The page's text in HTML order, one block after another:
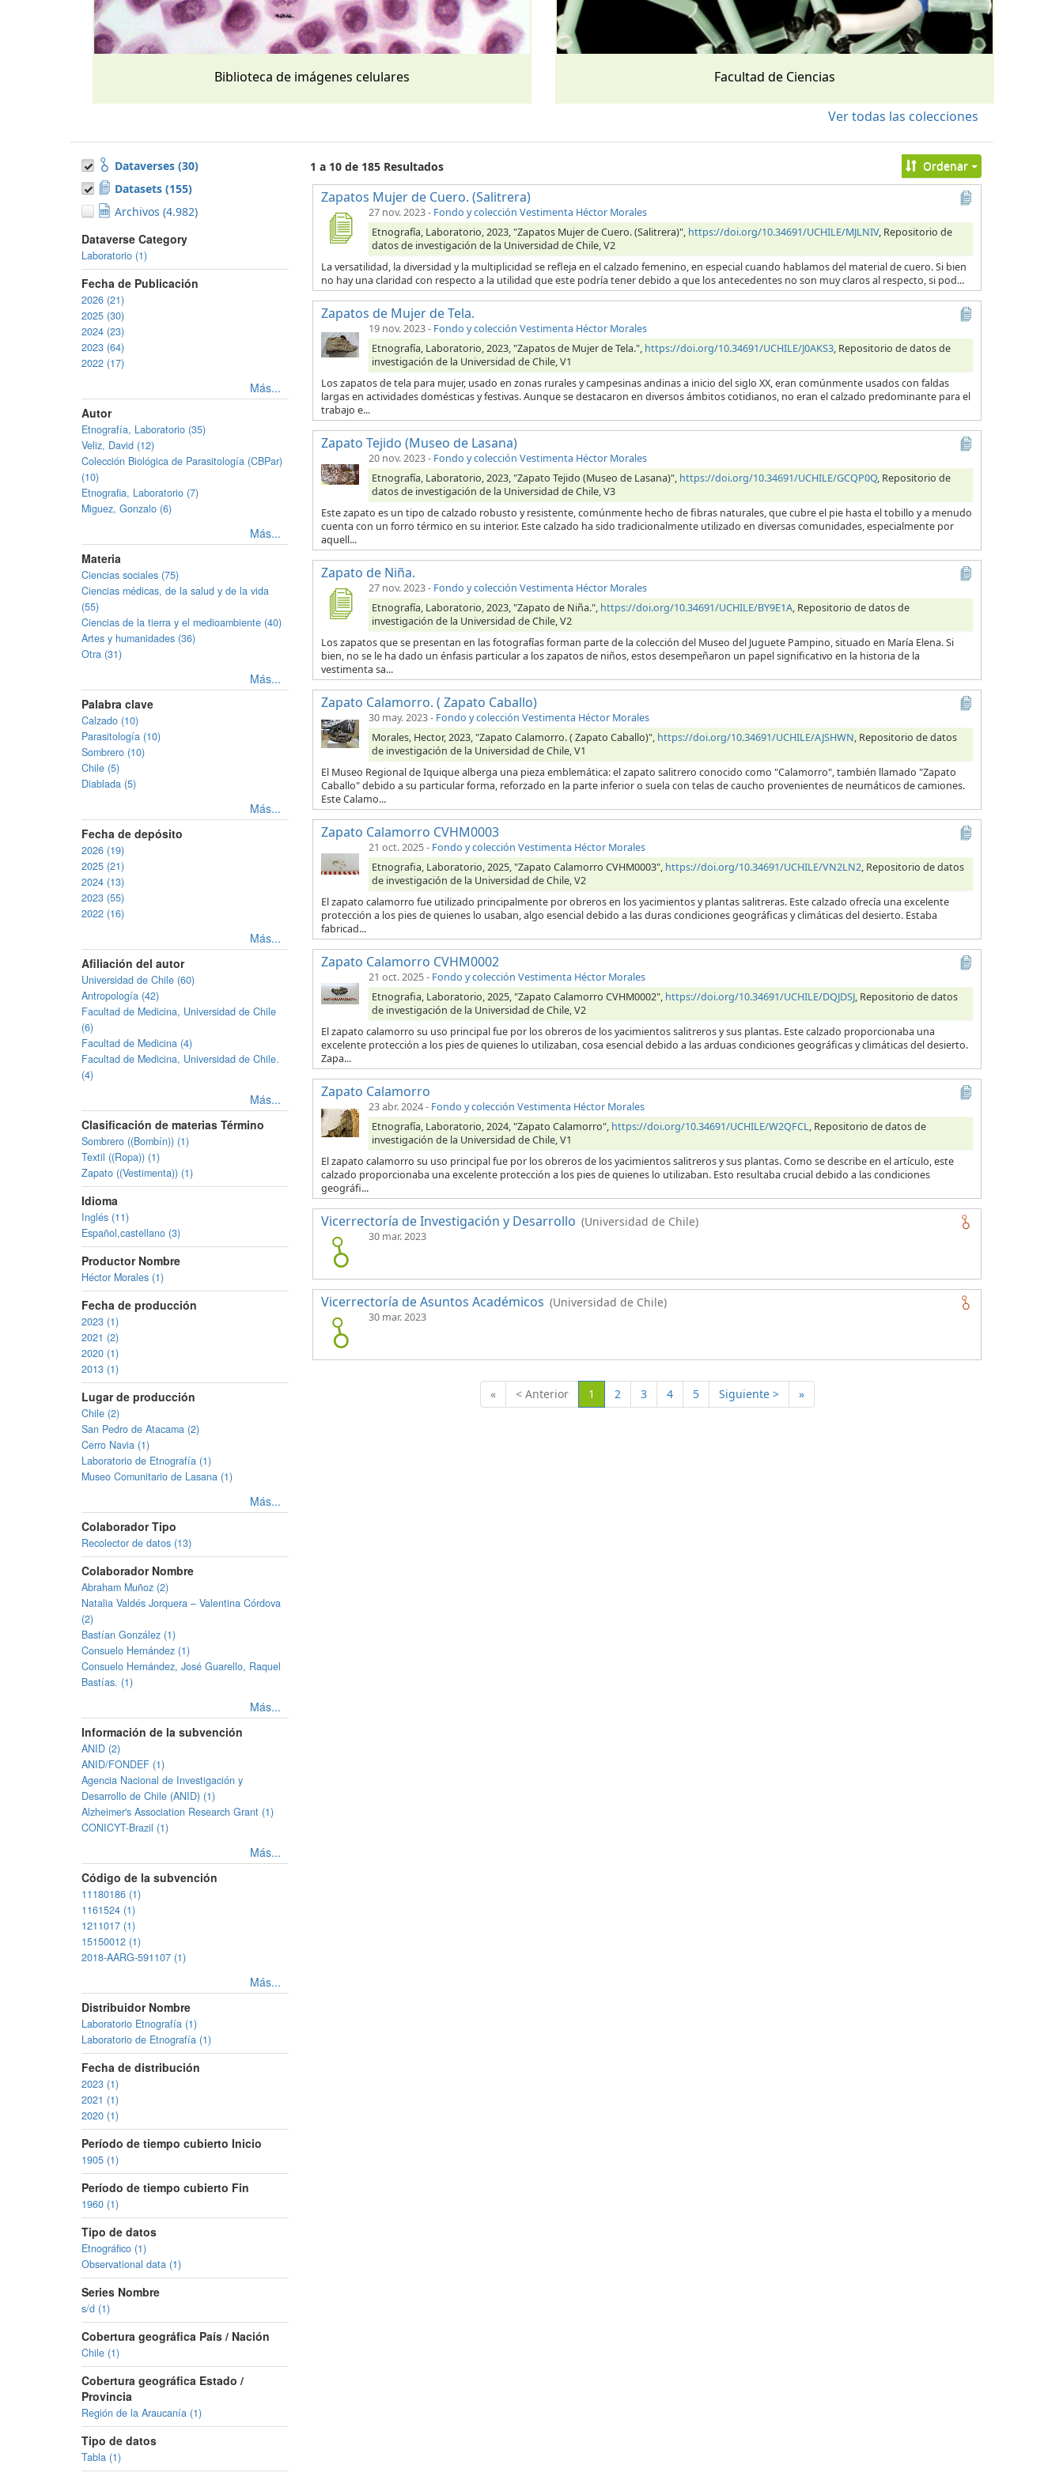
Biblioteca de imágenes celulares Facultad de Ciencias
Ver todas las colecciones
Dataverses (30)
Datasets (155)
Archivos (4.982)
Dataverse Category
Laboratorio (1)
Fecha de Publicación
2026 (21)
2025 (30)
2024 (23)
2023 (64)
2022 (17)
Más...
Autor
Etnografía, Laboratorio (35)
Veliz, David (12)
Colección Biológica de Parasitología (CBPar)
(10)
Etnografia, Laboratorio (7)
Miguez, Gonzalo (6)
Más...
Materia
Ciencias sociales (75)
Ciencias médicas, de la salud y de la vida
(55)
Ciencias de la tierra y el medioambiente (40)
Artes y humanidades (36)
Otra (31)
Más...
Palabra clave
Calzado (10)
Parasitología (10)
Sombrero (10)
Chile (5)
Diablada (5)
Más...
Fecha de depósito
2026 (19)
2025 (21)
2024 (13)
2023 (55)
2022 (16)
Más...
Afiliación del autor
Universidad de Chile (60)
Antropología (42)
Facultad de Medicina, Universidad de Chile
(6)
Facultad de Medicina (4)
Facultad de Medicina, Universidad de Chile.
(4)
Más...
Clasificación de materias Término
Sombrero ((Bombín)) (1)
Textil ((Ropa)) (1)
Zapato ((Vestimenta)) (1)
Idioma
Inglés (11)
Español,castellano (3)
Productor Nombre
Héctor Morales (1)
Fecha de producción
2023 (1)
2021 (2)
2020 (1)
2013 (1)
Lugar de producción
Chile (2)
San Pedro de Atacama (2)
Cerro Navia (1)
Laboratorio de Etnografía (1)
Museo Comunitario de Lasana (1)
Más...
Colaborador Tipo
Recolector de datos (13)
Colaborador Nombre
Abraham Muñoz (2)
Natalia Valdés Jorquera – Valentina Córdova
(2)
Bastían González (1)
Consuelo Hernández (1)
Consuelo Hernández, José Guarello, Raquel
Bastías. (1)
Más...
Información de la subvención
ANID (2)
ANID/FONDEF (1)
Agencia Nacional de Investigación y
Desarrollo de Chile (ANID) (1)
Alzheimer's Association Research Grant (1)
CONICYT-Brazil (1)
Más...
Código de la subvención
11180186 (1)
1161524 (1)
1211017 (1)
15150012 (1)
2018-AARG-591107 (1)
Más...
Distribuidor Nombre
Laboratorio Etnografía (1)
Laboratorio de Etnografía (1)
Fecha de distribución
2023 (1)
2021 (1)
2020 (1)
Período de tiempo cubierto Inicio
1905 (1)
Período de tiempo cubierto Fin
1960 (1)
Tipo de datos
Etnográfico (1)
Observational data (1)
Series Nombre
s/d (1)
Cobertura geográfica País / Nación
Chile (1)
Cobertura geográfica Estado /
Provincia
Región de la Araucanía (1)
Tipo de datos
Tabla (1)
1 a 10 de 185 Resultados Ordenar
Zapatos Mujer de Cuero. (Salitrera)
27 nov. 2023- Fondo y colección Vestimenta Héctor Morales
Etnografía, Laboratorio, 2023, "Zapatos Mujer de Cuero. (Salitrera)", https://doi.org/10.34691/UCHILE/MJLNIV, Repositorio de
datos de investigación de la Universidad de Chile, V2
La versatilidad, la diversidad y la multiplicidad se refleja en el calzado femenino, en especial cuando hablamos del material de cuero. Si bien
no hay una claridad con respecto a la utilidad que este podría tener debido a que los antecedentes no son muy claros al respecto, si pod...
Zapatos de Mujer de Tela.
19 nov. 2023- Fondo y colección Vestimenta Héctor Morales
Etnografía, Laboratorio, 2023, "Zapatos de Mujer de Tela.", https://doi.org/10.34691/UCHILE/J0AKS3, Repositorio de datos de
investigación de la Universidad de Chile, V1
Los zapatos de tela para mujer, usado en zonas rurales y campesinas andinas a inicio del siglo XX, eran comúnmente usados con faldas
largas en actividades domésticas y festivas. Aunque se destacaron en diversos ámbitos cotidianos, no eran el calzado predominante para el
trabajo e...
Zapato Tejido (Museo de Lasana)
20 nov. 2023- Fondo y colección Vestimenta Héctor Morales
Etnografía, Laboratorio, 2023, "Zapato Tejido (Museo de Lasana)", https://doi.org/10.34691/UCHILE/GCQP0Q, Repositorio de
datos de investigación de la Universidad de Chile, V3
Este zapato es un tipo de calzado robusto y resistente, comúnmente hecho de fibras naturales, que cubre el pie hasta el tobillo y a menudo
cuenta con un forro térmico en su interior. Este calzado ha sido tradicionalmente utilizado en diversas comunidades, especialmente por
aquell...
Zapato de Niña.
27 nov. 2023- Fondo y colección Vestimenta Héctor Morales
Etnografía, Laboratorio, 2023, "Zapato de Niña.", https://doi.org/10.34691/UCHILE/BY9E1A, Repositorio de datos de
investigación de la Universidad de Chile, V2
Los zapatos que se presentan en las fotografías forman parte de la colección del Museo del Juguete Pampino, situado en María Elena. Si
bien, no se le ha dado un énfasis particular a los zapatos de niños, estos desempeñaron un papel significativo en la historia de la
vestimenta sa...
Zapato Calamorro. ( Zapato Caballo)
30 may. 2023- Fondo y colección Vestimenta Héctor Morales
Morales, Hector, 2023, "Zapato Calamorro. ( Zapato Caballo)", https://doi.org/10.34691/UCHILE/AJSHWN, Repositorio de datos
de investigación de la Universidad de Chile, V1
El Museo Regional de Iquique alberga una pieza emblemática: el zapato salitrero conocido como "Calamorro", también llamado "Zapato
Caballo" debido a su particular forma, reforzado en la parte inferior o suela con telas de caucho provenientes de neumáticos de camiones.
Este Calamo...
Zapato Calamorro CVHM0003
21 oct. 2025- Fondo y colección Vestimenta Héctor Morales
Etnografia, Laboratorio, 2025, "Zapato Calamorro CVHM0003", https://doi.org/10.34691/UCHILE/VN2LN2, Repositorio de datos
de investigación de la Universidad de Chile, V2
El zapato calamorro fue utilizado principalmente por obreros en los yacimientos y plantas salitreras. Este calzado ofrecía una excelente
protección a los pies de quienes lo usaban, algo esencial debido a las duras condiciones geográficas y climáticas del desierto. Estaba
fabricad...
Zapato Calamorro CVHM0002
21 oct. 2025- Fondo y colección Vestimenta Héctor Morales
Etnografia, Laboratorio, 2025, "Zapato Calamorro CVHM0002", https://doi.org/10.34691/UCHILE/DQJDSJ, Repositorio de datos
de investigación de la Universidad de Chile, V2
El zapato calamorro su uso principal fue por los obreros de los yacimientos salitreros y sus plantas. Este calzado proporcionaba una
excelente protección a los pies de quienes lo utilizaban, cosa esencial debido a las arduas condiciones geográficas y climáticas del desierto.
Zapa...
Zapato Calamorro
23 abr. 2024- Fondo y colección Vestimenta Héctor Morales
Etnografía, Laboratorio, 2024, "Zapato Calamorro", https://doi.org/10.34691/UCHILE/W2QFCL, Repositorio de datos de
investigación de la Universidad de Chile, V1
El zapato calamorro su uso principal fue por los obreros de los yacimientos salitreros y sus plantas. Como se describe en el artículo, este
calzado proporcionaba una excelente protección a los pies de quienes lo utilizaban. Esto resultaba crucial debido a las condiciones
geográfi...
Vicerrectoría de Investigación y Desarrollo (Universidad de Chile)
30 mar. 2023
Vicerrectoría de Asuntos Académicos (Universidad de Chile)
30 mar. 2023
« < Anterior 1 (Actual)
2 3 4 5 Siguiente > »